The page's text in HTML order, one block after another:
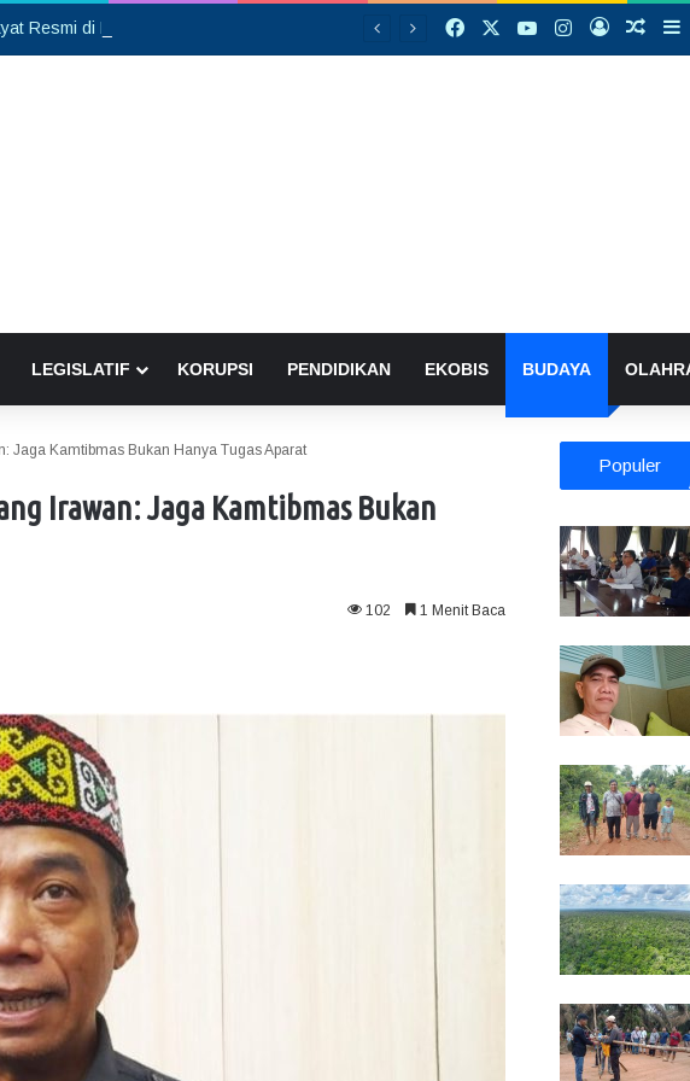
Facebook YouTubeInstagram
Log In
LEGISLATIF KORUPSI PENDIDIKAN EKOBIS BUDAYA
Jaga Kamtibmas Bukan Hanya Tugas Aparat
Irawan: Jaga Kamtibmas Bukan
102 1 Menit Baca
Populer